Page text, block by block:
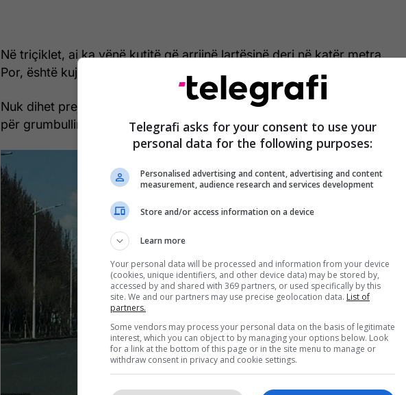
Në triçiklet, ai ka vënë kutitë që arrijnë lartësinë deri në katër metra.
Por, është kujdesur të lë një hapësirë, për të parë rrugën.
Nuk dihet prej nga vjen ky njeri, që është fotografuar afër një qendre
për grumbullimin dhe riciklimin e mbeturinave. /Telegrafi/
Telegrafi asks for your consent to use your
personal data for the following purposes:
Personalised advertising and content, advertising and content
measurement, audience research and services development
Store and/or access information on a device
Learn more
Your personal data will be processed and information from your device
(cookies, unique identifiers, and other device data) may be stored by,
accessed by and shared with 369 partners, or used specifically by this
site. We and our partners may use precise geolocation data. List of
partners.
Some vendors may process your personal data on the basis of legitimate
interest, which you can object to by managing your options below. Look
for a link at the bottom of this page or in the site menu to manage or
withdraw consent in privacy and cookie settings.